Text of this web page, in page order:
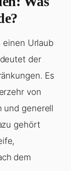
einen Urlaub
der
Es
von
und generell
gehört
dem